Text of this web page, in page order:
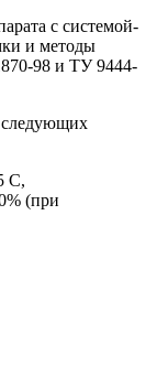
с системой-
и методы
98 и ТУ 9444-
следующих
С,
(при